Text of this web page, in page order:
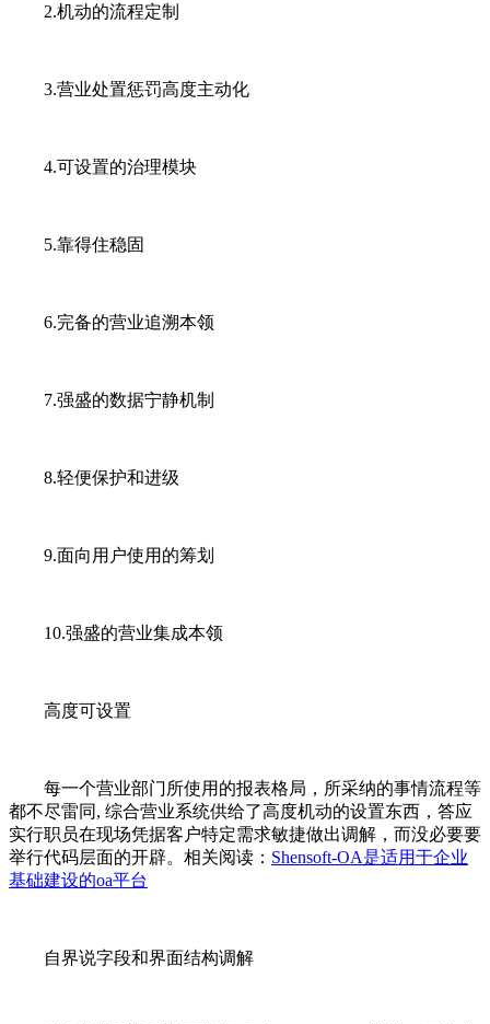
2.机动的流程定制
3.营业处置惩罚高度主动化
4.可设置的治理模块
5.靠得住稳固
6.完备的营业追溯本领
7.强盛的数据宁静机制
8.轻便保护和进级
9.面向用户使用的筹划
10.强盛的营业集成本领
高度可设置
每一个营业部门所使用的报表格局，所采纳的事情流程等
都不尽雷同, 综合营业系统供给了高度机动的设置东西，答应
实行职员在现场凭据客户特定需求敏捷做出调解，而没必要要
举行代码层面的开辟。相关阅读： Shensoft-OA是适用于企业
基础建设的oa平台
自界说字段和界面结构调解